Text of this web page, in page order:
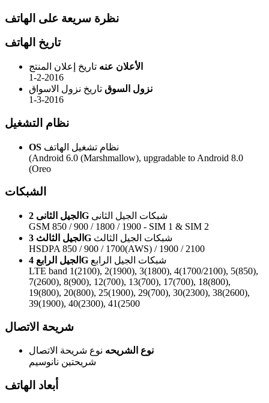
نظرة سريعة على الهاتف
تاريخ الهاتف
الأعلان عنه تاريخ إعلان المنتج
1-2-2016
نزول السوق تاريخ نزول الاسواق
1-3-2016
نظام التشغيل
OS نظام تشغيل الهاتف
(Android 6.0 (Marshmallow), upgradable to Android 8.0
(Oreo
الشبكات
الجيل الثانى 2G شبكات الجيل الثانى
GSM 850 / 900 / 1800 / 1900 - SIM 1 & SIM 2
الجيل الثالث 3G شبكات الجيل الثالث
HSDPA 850 / 900 / 1700(AWS) / 1900 / 2100
الجيل الرابع 4G شبكات الجيل الرابع
LTE band 1(2100), 2(1900), 3(1800), 4(1700/2100), 5(850),
7(2600), 8(900), 12(700), 13(700), 17(700), 18(800),
19(800), 20(800), 25(1900), 29(700), 30(2300), 38(2600),
39(1900), 40(2300), 41(2500
شريحة الاتصال
نوع الشريحه نوع شريحة الاتصال
شريحتين نانوسيم
أبعاد الهاتف